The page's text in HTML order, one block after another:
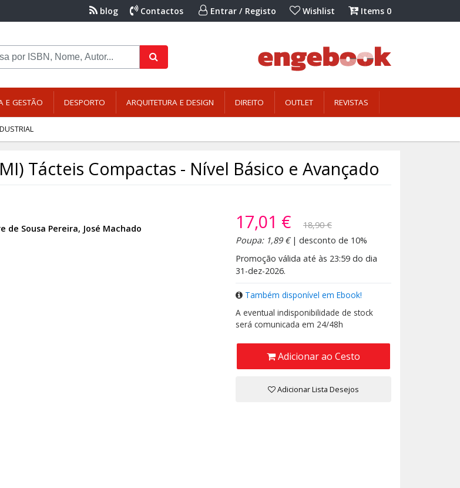
blog Contactos Entrar / Registo Wishlist Items 0
E GESTÃO DESPORTO ARQUITETURA E DESIGN DIREITO OUTLET REVISTAS
Tácteis Compactas - Nível Básico e Avançado
de Sousa Pereira, José Machado 17,01 €
18,90 €
Poupa: 1,89 €| desconto de 10%
Promoção válida até às 23:59 do dia
31-dez-2026.
Também disponível em Ebook!
A eventual indisponibilidade de stock
será comunicada em 24/48h
Adicionar ao Cesto
Adicionar Lista Desejos